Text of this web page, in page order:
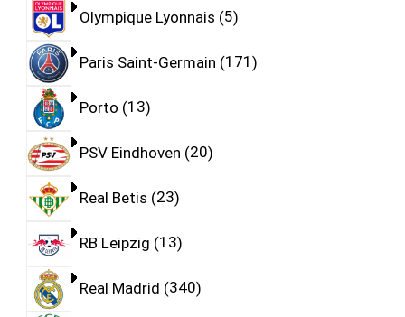
Olympique Lyonnais 5
Paris Saint-Germain 171
Porto 13
PSV Eindhoven 20
Real Betis 23
RB Leipzig 13
Real Madrid 340